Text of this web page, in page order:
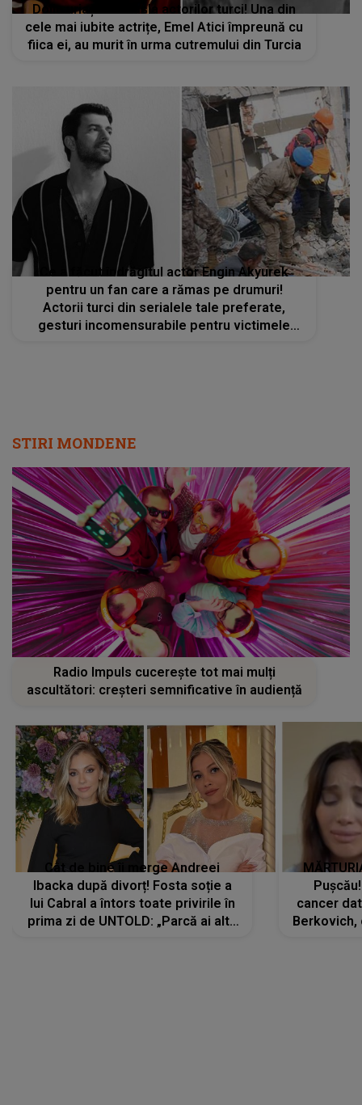
Doliu uriaș în breasla actorilor turci! Una din
cele mai iubite actrițe, Emel Atici împreună cu
fiica ei, au murit în urma cutremului din Turcia
Ce a făcut îndrăgitul actor Engin Akyurek
pentru un fan care a rămas pe drumuri!
Actorii turci din serialele tale preferate,
gesturi incomensurabile pentru victimele
STIRI MONDENE
Radio Impuls cucerește tot mai mulți
ascultători: creșteri semnificative în audiență
Cât de bine îi merge Andreei
Ibacka după divorț! Fosta soție a
lui Cabral a întors toate privirile în
prima zi de UNTOLD: „Parcă ai altă
cancer